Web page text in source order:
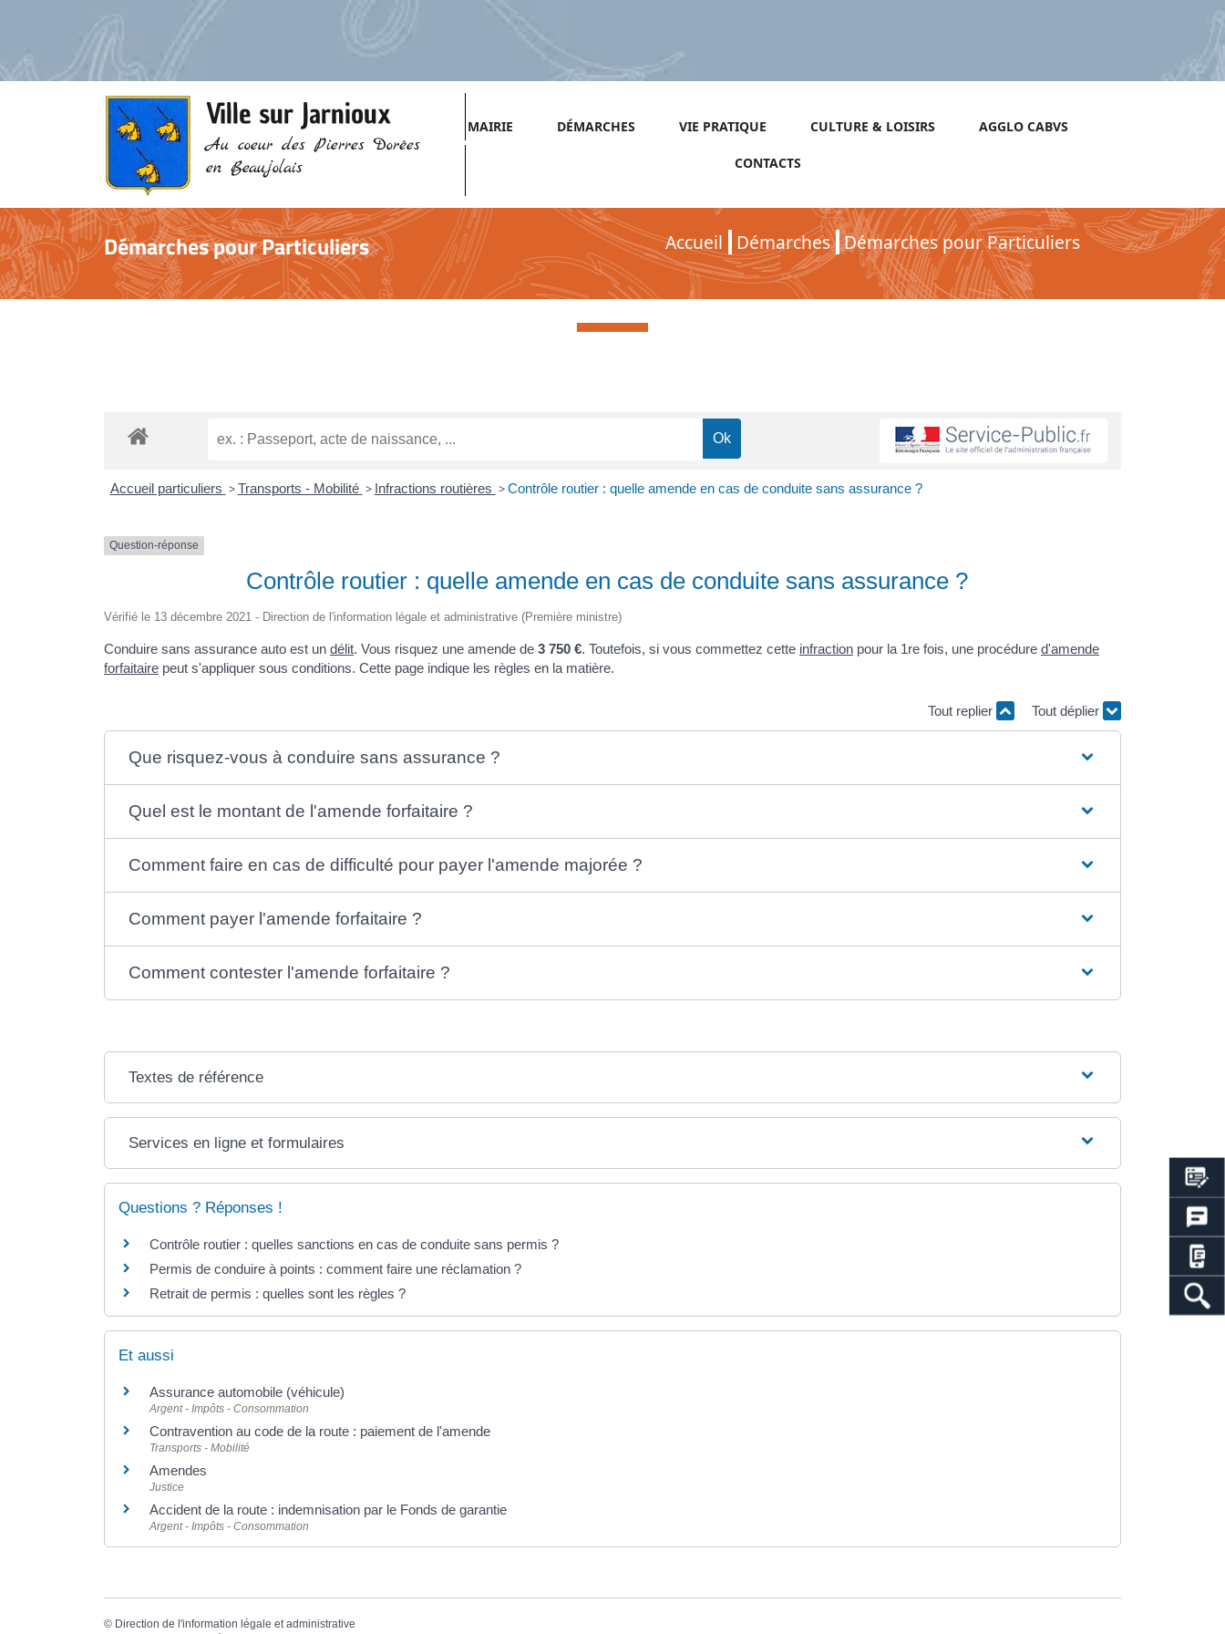
Ville sur Jarnioux
Au coeur des Pierres Dorées
en Beaujolais
MAIRIE DÉMARCHES VIE PRATIQUE CULTURE & LOISIRS AGGLO CABVS
CONTACTS
Démarches pour Particuliers Accueil Démarches Démarches pour Particuliers
Démarches pour Particuliers
Accueil particuliers > Transports - Mobilité > Infractions routières > Contrôle routier : quelle amende en cas de conduite sans assurance ?
Question-réponse
Contrôle routier : quelle amende en cas de conduite sans assurance ?
Vérifié le 13 décembre 2021 - Direction de l'information légale et administrative (Première ministre)
Conduire sans assurance auto est un délit. Vous risquez une amende de 3 750 €. Toutefois, si vous commettez cette infraction pour la 1re fois, une procédure d'amende
forfaitaire peut s'appliquer sous conditions. Cette page indique les règles en la matière.
Tout replier Tout déplier
Que risquez-vous à conduire sans assurance ?
Quel est le montant de l'amende forfaitaire ?
Comment faire en cas de difficulté pour payer l'amende majorée ?
Comment payer l'amende forfaitaire ?
Comment contester l'amende forfaitaire ?
Textes de référence
Services en ligne et formulaires
Questions ? Réponses !
Contrôle routier : quelles sanctions en cas de conduite sans permis ?
Permis de conduire à points : comment faire une réclamation ?
Retrait de permis : quelles sont les règles ?
Et aussi
Assurance automobile (véhicule)
Argent - Impôts - Consommation
Contravention au code de la route : paiement de l'amende
Transports - Mobilité
Amendes
Justice
Accident de la route : indemnisation par le Fonds de garantie
Argent - Impôts - Consommation
© Direction de l'information légale et administrative